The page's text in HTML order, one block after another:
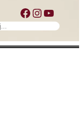
Facebook Instagram YouTube